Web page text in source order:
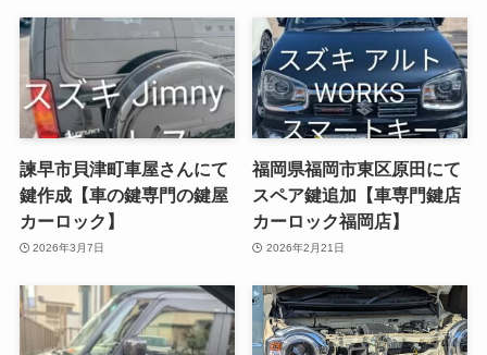
諫早市貝津町車屋さんにて
鍵作成【車の鍵専門の鍵屋
カーロック】
2026年3月7日
福岡県福岡市東区原田にて
スペア鍵追加【車専門鍵店
カーロック福岡店】
2026年2月21日